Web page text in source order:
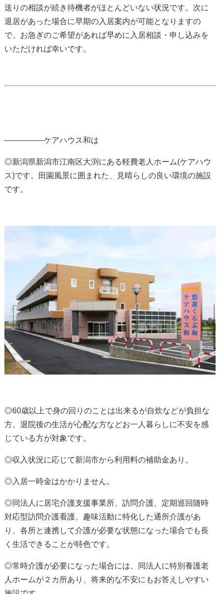
送りの相談が続き待機者がほとんどいない状況です。次に
退居があった場合に早期の入居案内が可能となりますの
で、お急ぎのご希望があれば早めに入居相談・申し込みを
いただければ幸いです。
—————ケアハウス和は
◎新潟県新潟市江南区大渕にある軽費老人ホーム(ケアハウ
ス)です。田園風景に囲まれた、見晴らしの良い環境の施設
です。
◎60歳以上で身の回りのことは出来るが自炊などが負担な
方、退院後の生活が心配な方などお一人暮らしに不安を感
じている方が対象です。
◎収入状況に応じて新潟市から利用料の補助金あり。
◎入居一時金はかかりません。
◎同法人に居宅介護支援事業所、訪問介護、定期巡回随時
対応型訪問介護看護、趣味活動に特化した通所介護があ
り、各所と連携して介護が必要な状態になった場合でも長
く生活できる ことが特色です。
◎常時介護が必要になった場合には、同法人に特別養護老
人ホームが２カ所あり、将来的な不安にもお答えしやすい